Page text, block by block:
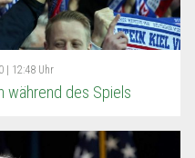
| 12:48 Uhr
während des Spiels